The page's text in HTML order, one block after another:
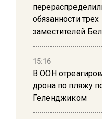
обязанности трех
заместителей
15:16
В ООН
дрона по пляжу
Геленджиком